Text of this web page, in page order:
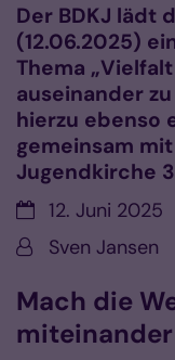
Der BDKJ lädt
(12.06.2025)
Thema
auseinander
hierzu ebenso
gemeinsam
Jugendkirche
Datum:12. Juni 2025
Von:Sven Jansen
Mach die
miteinander